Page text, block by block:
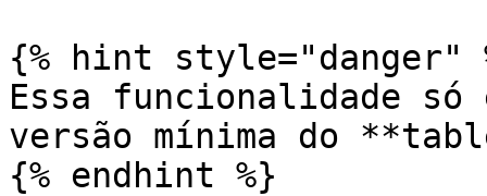
{% hint style="danger"
Essa funcionalidade
versão mínima do
{% endhint %}